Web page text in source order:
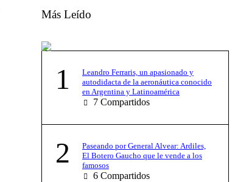
Más Leído
1
Leandro Ferraris, un apasionado y
autodidacta de la aeronáutica conocido
en Argentina y Latinoamérica
7 Compartidos
2
Paseando por General Alvear: Ardiles,
El Botero Gaucho que le vende a los
famosos
6 Compartidos